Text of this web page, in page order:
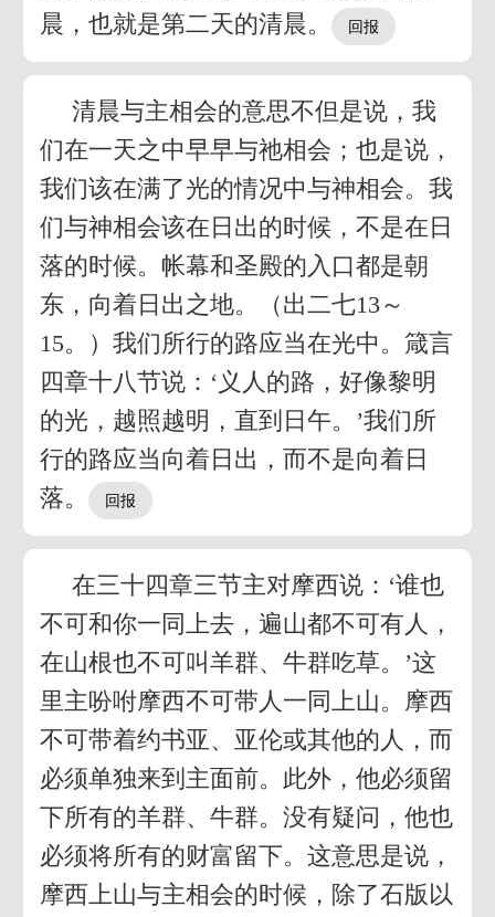
晨，也就是第二天的清晨。
清晨与主相会的意思不但是说，我
们在一天之中早早与祂相会；也是说，
我们该在满了光的情况中与神相会。我
们与神相会该在日出的时候，不是在日
落的时候。帐幕和圣殿的入口都是朝
东，向着日出之地。（出二七13～
15。）我们所行的路应当在光中。箴言
四章十八节说：‘义人的路，好像黎明
的光，越照越明，直到日午。’我们所
行的路应当向着日出，而不是向着日
落。
在三十四章三节主对摩西说：‘谁也
不可和你一同上去，遍山都不可有人，
在山根也不可叫羊群、牛群吃草。’这
里主吩咐摩西不可带人一同上山。摩西
不可带着约书亚、亚伦或其他的人，而
必须单独来到主面前。此外，他必须留
下所有的羊群、牛群。没有疑问，他也
必须将所有的财富留下。这意思是说，
摩西上山与主相会的时候，除了石版以